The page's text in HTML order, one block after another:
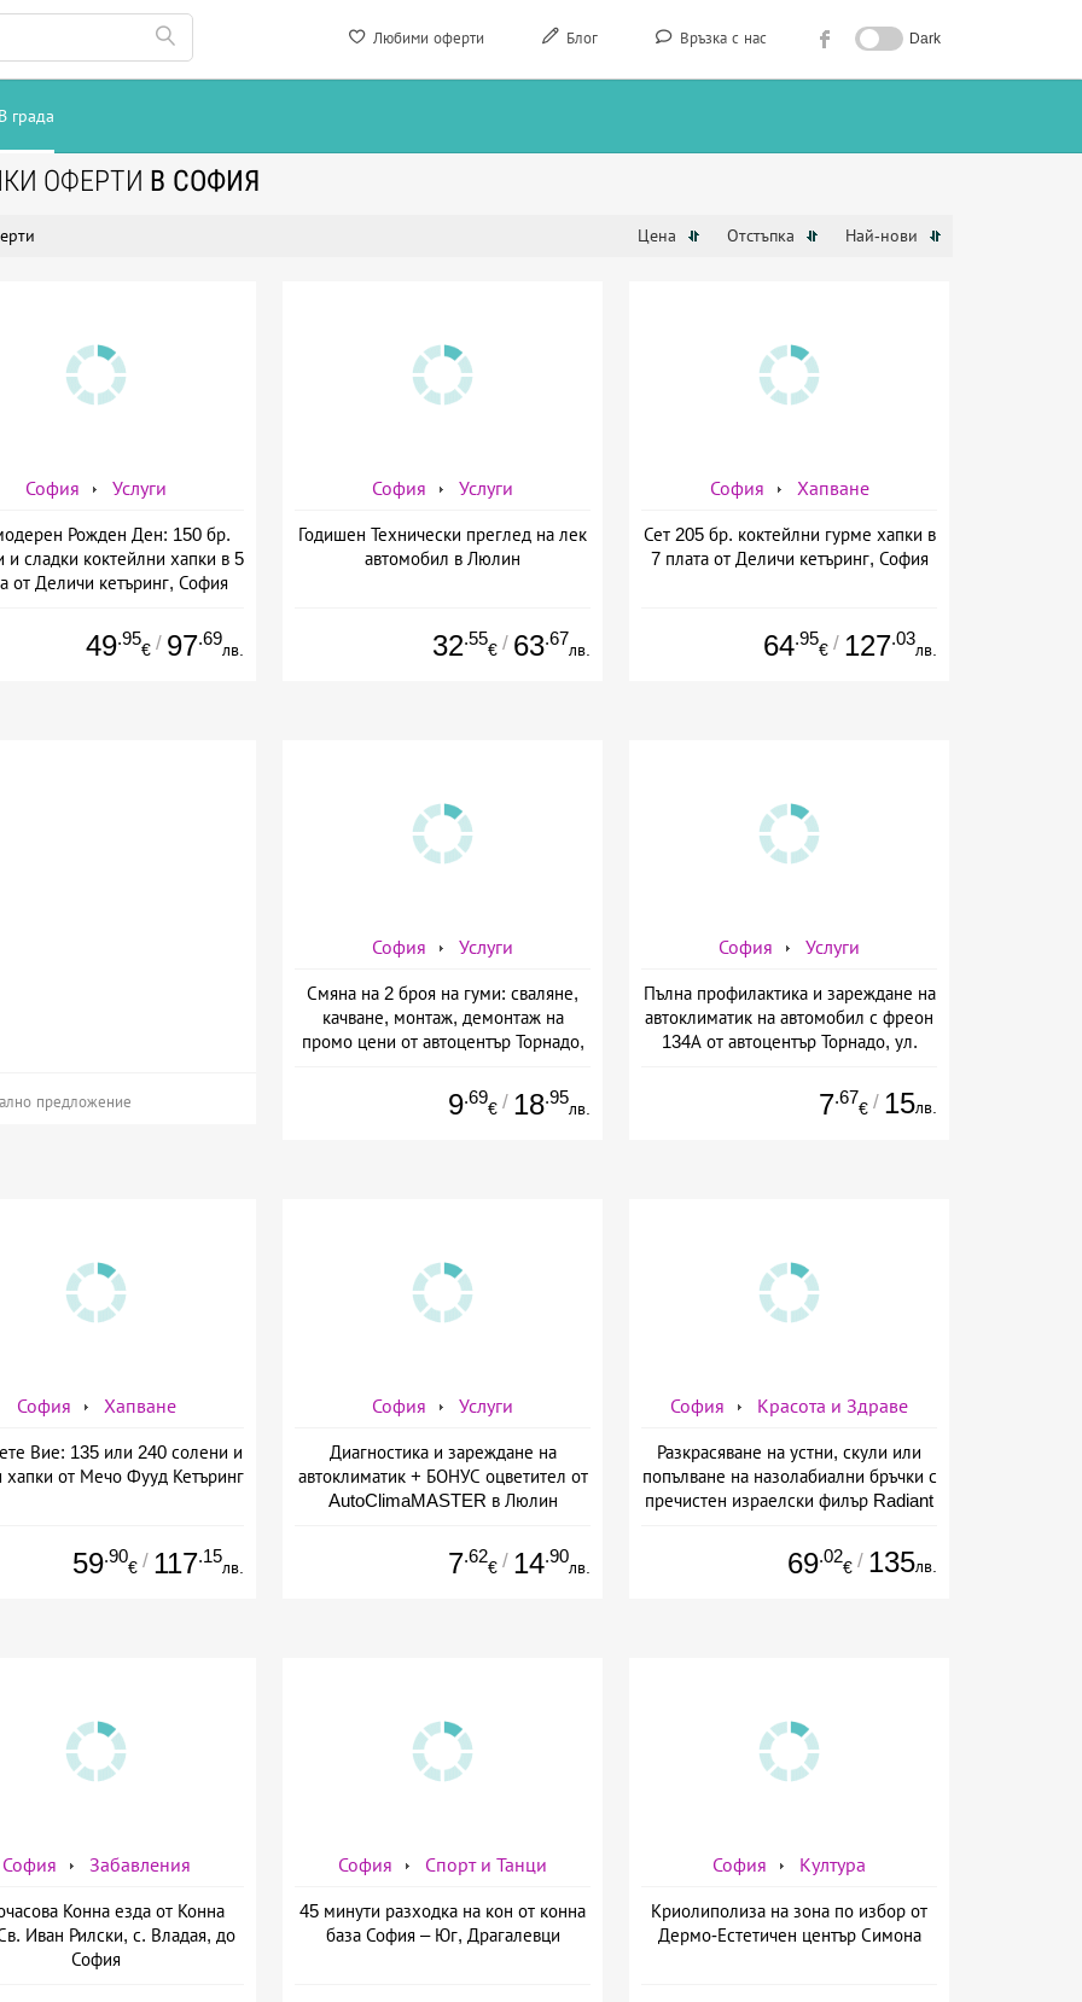
Любими оферти Блог Връзка с нас Dark
В града
ОФЕРТИ В СОФИЯ
Цена Отстъпка Най-нови
София Услуги
Рожден Ден: 150 бр.
и сладки коктейлни хапки в 5
от Деличи кетъринг, София
49.95
€ / 97.69
лв.
София Услуги
Годишен Технически преглед на лек
автомобил в Люлин
32.55
€ / 63.67
лв.
София Хапване
Сет 205 бр. коктейлни гурме хапки в
7 плата от Деличи кетъринг, София
64.95
€ / 127.03
лв.
предложение
София Услуги
Смяна на 2 броя на гуми: сваляне,
качване, монтаж, демонтаж на
промо цени от автоцентър Торнадо,
9.69
€ / 18.95
лв.
София Услуги
Пълна профилактика и зареждане на
автоклиматик на автомобил с фреон
134А от автоцентър Торнадо, ул.
7.67
€ / 15лв.
София Хапване
Вие: 135 или 240 солени и
хапки от Мечо Фууд Кетъринг
59.90
€ / 117.15
лв.
София Услуги
Диагностика и зареждане на
автоклиматик + БОНУС оцветител от
AutoClimaMASTER в Люлин
7.62
€ / 14.90
лв.
София Красота и Здраве
Разкрасяване на устни, скули или
попълване на назолабиални бръчки с
пречистен израелски филър Radiant
69.02
€ / 135лв.
София Забавления
Конна езда от Конна
Иван Рилски, с. Владая, до
София
София Спорт и Танци
45 минути разходка на кон от конна
база София – Юг, Драгалевци
София Култура
Криолиполиза на зона по избор от
Дермо-Естетичен център Симона